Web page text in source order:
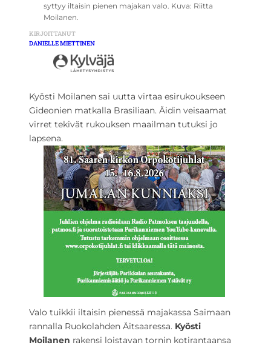
syttyy iltaisin pienen majakan valo. Kuva: Riitta
Moilanen.
KIRJOITTANUT
DANIELLE MIETTINEN
Kyösti Moilanen sai uutta virtaa esirukoukseen
Gideonien matkalla Brasiliaan. Äidin veisaamat
virret tekivät rukouksen maailman tutuksi jo
lapsena.
Valo tuikkii iltaisin pienessä majakassa Saimaan
rannalla Ruokolahden Äitsaaressa. Kyösti
Moilanen rakensi loistavan tornin kotirantaansa